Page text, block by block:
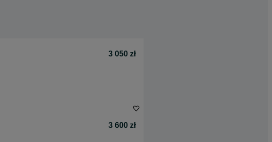
3 050 zł
3 600 zł